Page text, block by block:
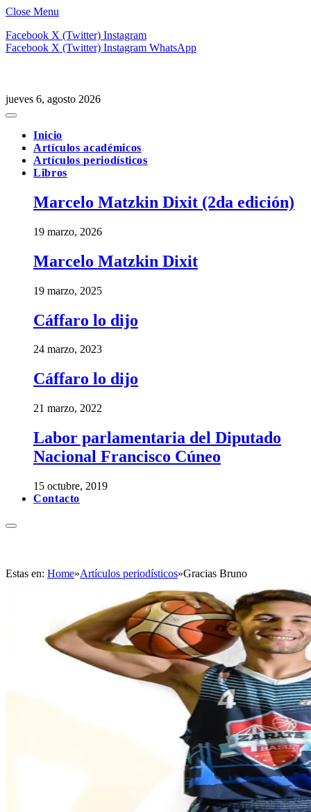
Close Menu
Facebook X (Twitter) Instagram
Facebook X (Twitter) Instagram WhatsApp
jueves 6, agosto 2026
Inicio
Artículos académicos
Artículos periodísticos
Libros
Marcelo Matzkin Dixit (2da edición)
19 marzo, 2026
Marcelo Matzkin Dixit
19 marzo, 2025
Cáffaro lo dijo
24 marzo, 2023
Cáffaro lo dijo
21 marzo, 2022
Labor parlamentaria del Diputado
Nacional Francisco Cúneo
15 octubre, 2019
Contacto
Estas en: Home»Artículos periodísticos»Gracias Bruno